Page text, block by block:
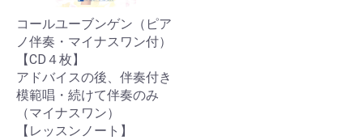
コールユーブンゲン（ピア
ノ伴奏・マイナスワン付）
【CD４枚】
アドバイスの後、伴奏付き
模範唱・続けて伴奏のみ
（マイナスワン）
【レッスンノート】
お買い物を続ける